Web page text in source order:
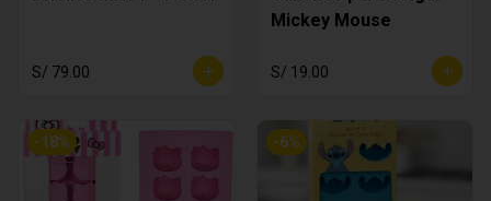
S/ 79.00
Mickey Mouse
S/ 19.00
-18% -6%